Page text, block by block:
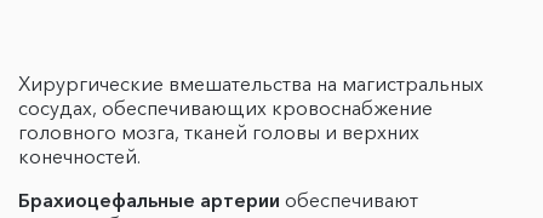
Хирургические вмешательства на магистральных
сосудах, обеспечивающих кровоснабжение
головного мозга, тканей головы и верхних
конечностей.
Брахиоцефальные артерии обеспечивают